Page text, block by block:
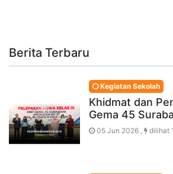
Berita Terbaru
Kegiatan Sekolah
Khidmat dan
Gema 45
05 Jun 2026 , dilihat